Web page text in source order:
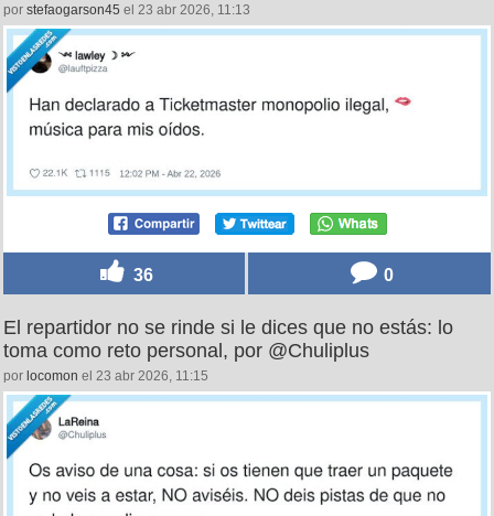
por stefaogarson45 el 23 abr 2026, 11:13
36 0
El repartidor no se rinde si le dices que no estás: lo
toma como reto personal, por @Chuliplus
por locomon el 23 abr 2026, 11:15